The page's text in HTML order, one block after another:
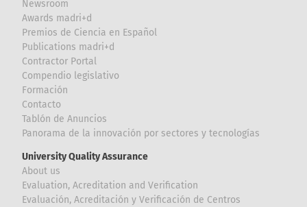
Newsroom
Awards madri+d
Premios de Ciencia en Español
Publications madri+d
Contractor Portal
Compendio legislativo
Formación
Contacto
Tablón de Anuncios
Panorama de la innovación por sectores y tecnologías
University Quality Assurance
About us
Evaluation, Acreditation and Verification
Evaluación, Acreditación y Verificación de Centros